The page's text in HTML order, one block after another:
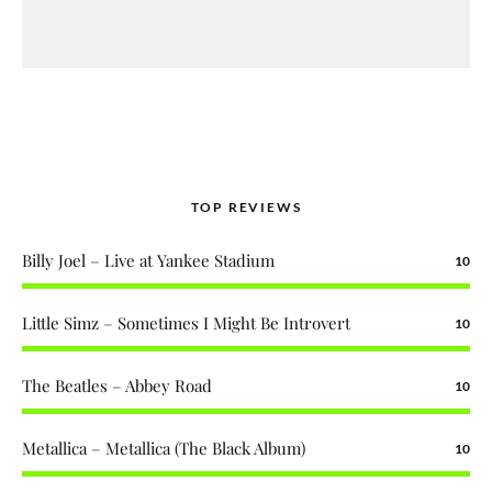
TOP REVIEWS
Billy Joel – Live at Yankee Stadium 10
Little Simz – Sometimes I Might Be Introvert 10
The Beatles – Abbey Road 10
Metallica – Metallica (The Black Album) 10